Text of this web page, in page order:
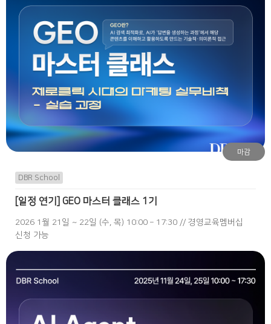
마감
DBR School
[일정 연기] GEO 마스터 클래스 1기
2026 1월 21일 ~ 22일 (수, 목) 10:00 – 17:30 // 경영교육멤버십
신청 가능